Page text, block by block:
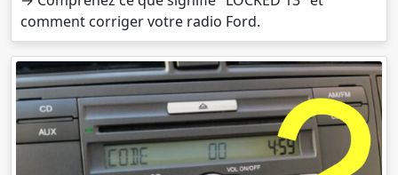
comment corriger votre radio Ford.